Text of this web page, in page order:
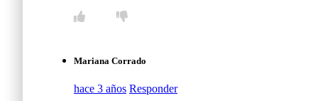
Mariana Corrado
hace 3 años Responder